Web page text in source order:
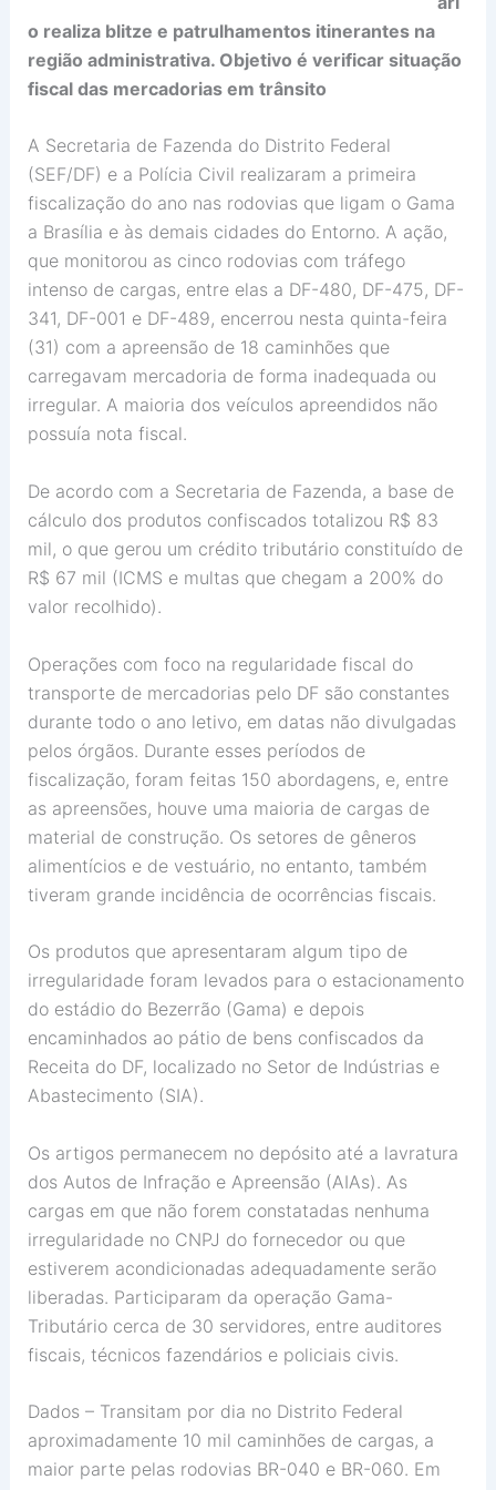
o realiza blitze e patrulhamentos itinerantes na
região administrativa. Objetivo é verificar situação
fiscal das mercadorias em trânsito
A Secretaria de Fazenda do Distrito Federal
(SEF/DF) e a Polícia Civil realizaram a primeira
fiscalização do ano nas rodovias que ligam o Gama
a Brasília e às demais cidades do Entorno. A ação,
que monitorou as cinco rodovias com tráfego
intenso de cargas, entre elas a DF-480, DF-475, DF-
341, DF-001 e DF-489, encerrou nesta quinta-feira
(31) com a apreensão de 18 caminhões que
carregavam mercadoria de forma inadequada ou
irregular. A maioria dos veículos apreendidos não
possuía nota fiscal.
De acordo com a Secretaria de Fazenda, a base de
cálculo dos produtos confiscados totalizou R$ 83
mil, o que gerou um crédito tributário constituído de
R$ 67 mil (ICMS e multas que chegam a 200% do
valor recolhido).
Operações com foco na regularidade fiscal do
transporte de mercadorias pelo DF são constantes
durante todo o ano letivo, em datas não divulgadas
pelos órgãos. Durante esses períodos de
fiscalização, foram feitas 150 abordagens, e, entre
as apreensões, houve uma maioria de cargas de
material de construção. Os setores de gêneros
alimentícios e de vestuário, no entanto, também
tiveram grande incidência de ocorrências fiscais.
Os produtos que apresentaram algum tipo de
irregularidade foram levados para o estacionamento
do estádio do Bezerrão (Gama) e depois
encaminhados ao pátio de bens confiscados da
Receita do DF, localizado no Setor de Indústrias e
Abastecimento (SIA).
Os artigos permanecem no depósito até a lavratura
dos Autos de Infração e Apreensão (AIAs). As
cargas em que não forem constatadas nenhuma
irregularidade no CNPJ do fornecedor ou que
estiverem acondicionadas adequadamente serão
liberadas. Participaram da operação Gama-
Tributário cerca de 30 servidores, entre auditores
fiscais, técnicos fazendários e policiais civis.
Dados – Transitam por dia no Distrito Federal
aproximadamente 10 mil caminhões de cargas, a
maior parte pelas rodovias BR-040 e BR-060. Em